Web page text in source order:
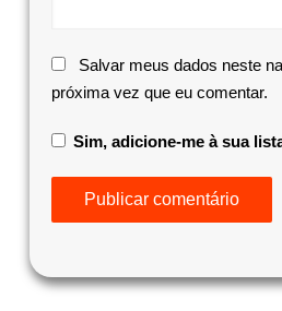
Salvar meus dados neste
próxima vez que eu comentar.
Sim, adicione-me à sua